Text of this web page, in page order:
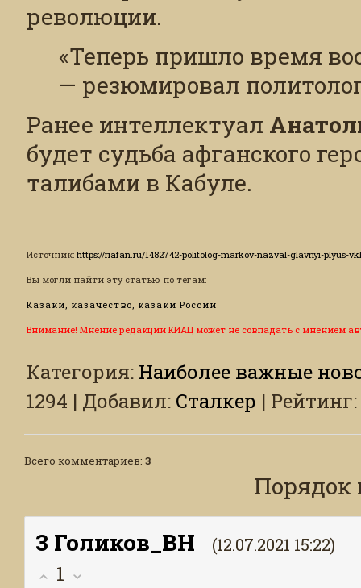
революции.
«Теперь пришло время
— резюмировал
Ранее интеллектуал
будет судьба афганского
талибами в Кабуле.
Источник: https://riafan.ru/1482742-politolog-markov-nazval-glavnyi-plyus-
Вы могли найти эту статью по тегам:
Казаки, казачество, казаки России
Внимание! Мнение редакции КИАЦ может не совпадать с мнением
Категория: Наиболее важные
1294 | Добавил: Сталкер | Рейтинг:
Всего комментариев: 3
Порядок
3 Голиков_ВН (12.07.2021 15:22)
1